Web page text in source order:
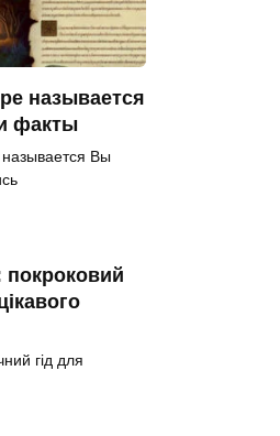
называется
факты
Вы
покроковий
гід для